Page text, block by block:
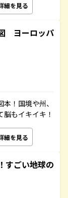
細を見る
ヨーロッパ
！国境や州、
もイキイキ！
細を見る
すごい地球の